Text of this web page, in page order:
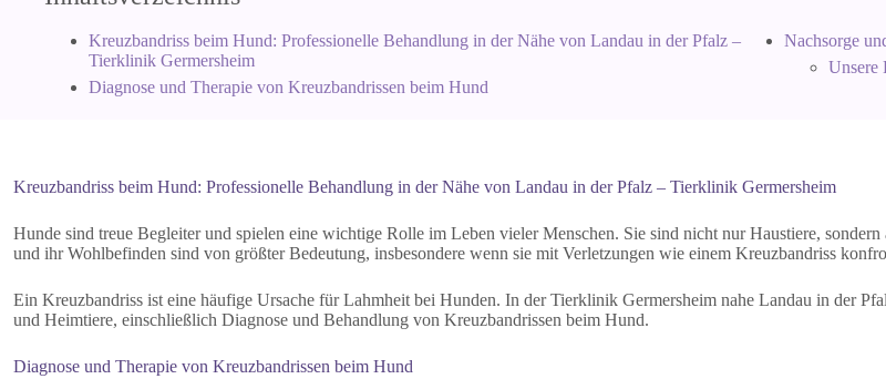
Kreuzbandriss beim Hund: Professionelle Behandlung in der Nähe von Landau in der Pfalz –
Tierklinik Germersheim
Diagnose und Therapie von Kreuzbandrissen beim Hund
Nachsorge
Unsere
Kreuzbandriss beim Hund: Professionelle Behandlung in der Nähe von Landau in der Pfalz – Tierklinik Germersheim
Hunde sind treue Begleiter und spielen eine wichtige Rolle im Leben vieler Menschen. Sie sind nicht nur Haustiere,
und ihr Wohlbefinden sind von größter Bedeutung, insbesondere wenn sie mit Verletzungen wie einem Kreuzbandriss
Ein Kreuzbandriss ist eine häufige Ursache für Lahmheit bei Hunden. In der Tierklinik Germersheim nahe Landau in der
und Heimtiere, einschließlich Diagnose und Behandlung von Kreuzbandrissen beim Hund.
Diagnose und Therapie von Kreuzbandrissen beim Hund